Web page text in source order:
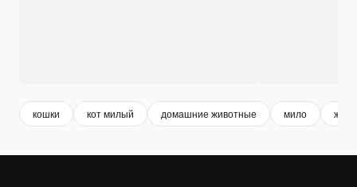
кошки кот милый домашние животные мило